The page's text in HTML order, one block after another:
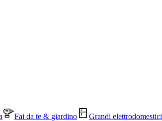
Fai da te & giardino Grandi elettrodomestici